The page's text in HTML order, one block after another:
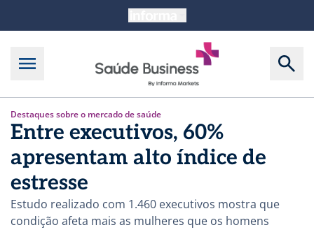
Destaques sobre o mercado de saúde
Entre executivos, 60%
apresentam alto índice de
estresse
Estudo realizado com 1.460 executivos mostra que
condição afeta mais as mulheres que os homens